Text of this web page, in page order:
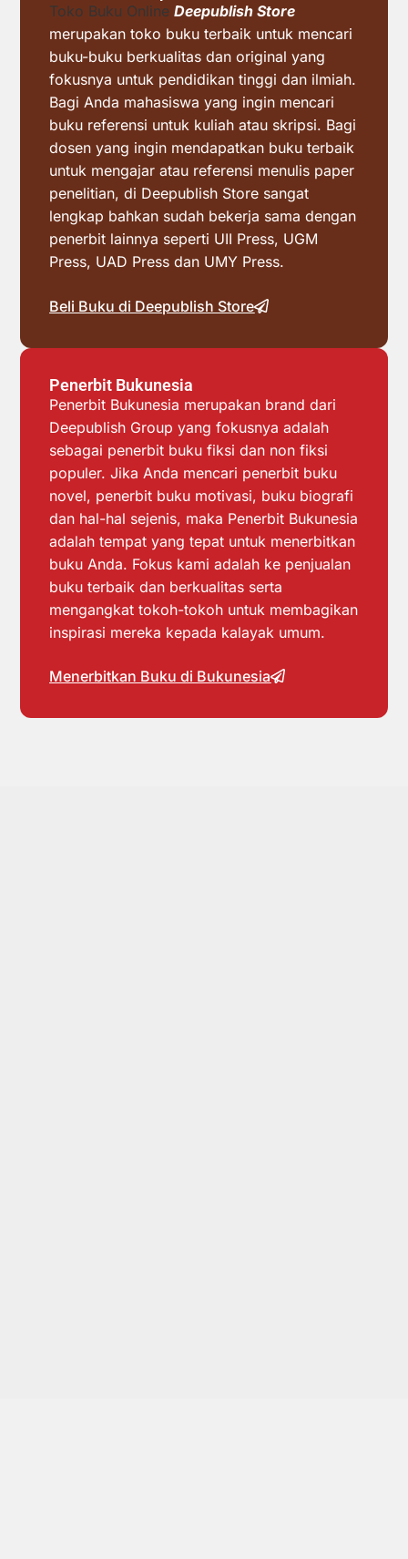
Toko Buku Online Deepublish Store
merupakan toko buku terbaik untuk mencari
buku-buku berkualitas dan original yang
fokusnya untuk pendidikan tinggi dan ilmiah.
Bagi Anda mahasiswa yang ingin mencari
buku referensi untuk kuliah atau skripsi. Bagi
dosen yang ingin mendapatkan buku terbaik
untuk mengajar atau referensi menulis paper
penelitian, di Deepublish Store sangat
lengkap bahkan sudah bekerja sama dengan
penerbit lainnya seperti UII Press, UGM
Press, UAD Press dan UMY Press.
Beli Buku di Deepublish Store
Penerbit Bukunesia
Penerbit Bukunesia merupakan brand dari
Deepublish Group yang fokusnya adalah
sebagai penerbit buku fiksi dan non fiksi
populer. Jika Anda mencari penerbit buku
novel, penerbit buku motivasi, buku biografi
dan hal-hal sejenis, maka Penerbit Bukunesia
adalah tempat yang tepat untuk menerbitkan
buku Anda. Fokus kami adalah ke penjualan
buku terbaik dan berkualitas serta
mengangkat tokoh-tokoh untuk membagikan
inspirasi mereka kepada kalayak umum.
Menerbitkan Buku di Bukunesia